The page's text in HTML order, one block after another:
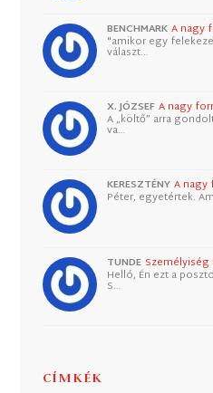
BENCHMARK A nagy
"amikor egy
választ…
X. JÓZSEF A nagy
A „költő” arra
va…
KERESZTÉNY A nagy
Péter, egyetértek.
TUNDE
Helló, Én ezt a
S…
CÍMKÉK